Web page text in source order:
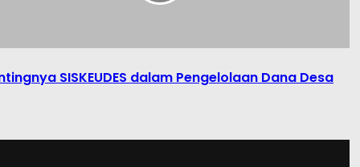
SISKEUDES dalam Pengelolaan Dana Desa